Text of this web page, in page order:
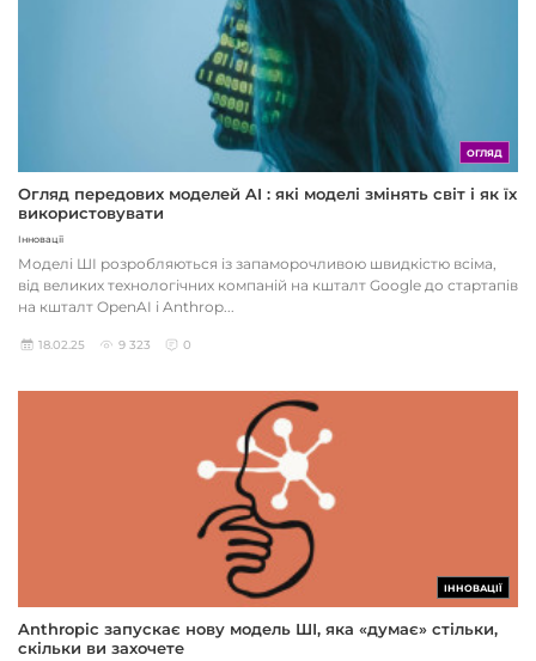
ОГЛЯД
Огляд передових моделей AI : які моделі змінять світ і як їх
використовувати
Інновації
Моделі ШІ розробляються із запаморочливою швидкістю всіма,
від великих технологічних компаній на кшталт Google до стартапів
на кшталт OpenAI і Anthrop...
18.02.25 9 323 0
ІННОВАЦІЇ
Anthropic запускає нову модель ШІ, яка «думає» стільки,
скільки ви захочете